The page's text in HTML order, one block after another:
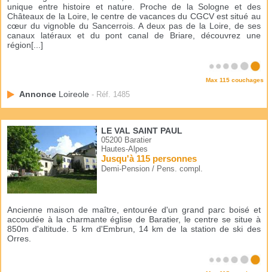
unique entre histoire et nature. Proche de la Sologne et des
Châteaux de la Loire, le centre de vacances du CGCV est situé au
cœur du vignoble du Sancerrois. A deux pas de la Loire, de ses
canaux latéraux et du pont canal de Briare, découvrez une
région[...]
Max 115 couchages
Annonce Loireole - Réf. 1485
LE VAL SAINT PAUL
05200 Baratier
Hautes-Alpes
Jusqu'à 115 personnes
Demi-Pension / Pens. compl.
Ancienne maison de maître, entourée d'un grand parc boisé et
accoudée à la charmante église de Baratier, le centre se situe à
850m d'altitude. 5 km d'Embrun, 14 km de la station de ski des
Orres.